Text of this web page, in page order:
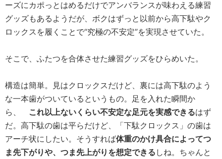
ーズにカポっとはめるだけでアンバランスが味わえる練習
グッズもあるようだが、ボクはずっと以前から高下駄やク
ロックスを履くことで“究極の不安定”を実現させていた。
そこで、ふたつを合体させた練習グッズをひらめいた。
構造は簡単。見はクロックスだけど、裏には高下駄のよう
な一本歯がついているというもの。足を入れた瞬間か
ら、
これ以上ないくらい不安定な足元を実感できるはず
だ。高下駄の歯は平らだけど、「下駄クロックス」の歯は
アーチ状にしたい。そうすれば体重のかけ具合によってつ
ま先下がりや、つま先上がりを想定できる しね。ちゃんと